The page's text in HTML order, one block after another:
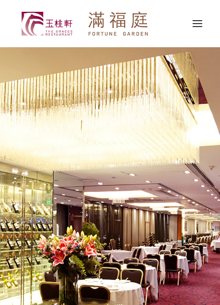
最新消息
關於我們
精選推介
宴會服務
外賣送遞
聯繫我們
高級粵菜食府 共敘至佳選擇